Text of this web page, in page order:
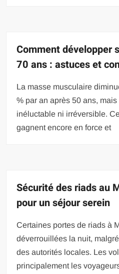
Comment développer
70 ans : astuces et
La masse musculaire
% par an après 50 ans, mais
inéluctable ni irréversible.
gagnent encore en force et
Sécurité des riads au
pour un séjour serein
Certaines portes de riads à
déverrouillées la nuit,
des autorités locales. Les
principalement les